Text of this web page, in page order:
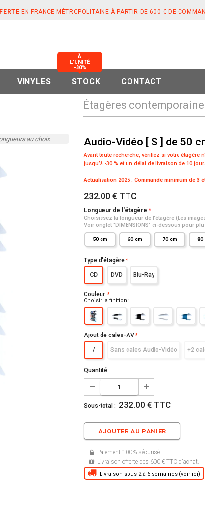
EN FRANCE MÉTROPOLITAINE À PARTIR DE 600 € DE
VINYLES STOCK
À
L'UNITÉ
-30%
CONTACT
Étagères
au choix Audio-Vidéo [ S ] de 50
Avant toute recherche, vérifiez si votre étagère
jusqu’à -30 % et un délai de livraison de 10
Actualisation 2025 : Commande minimum de 3
232.00 € TTC
Longueur de l'étagère
Choisissez la longueur de l'étagère (Les
Voir onglet "DIMENSIONS" ci-dessous pour
50 cm 60 cm 70 cm 80
Type d'étagère*
CD DVD Blu-Ray
Couleur *
Choisir la finition :
Ajout de cales-AV*
/ Sans cales Audio-Vidéo +2
Quantité:
Sous-total : 232.00 € TTC
Paiement 100% sécurisé.
Livraison offerte dès 600 € TTC d'achat.
Livraison sous 2 à 6 semaines (voir ici)